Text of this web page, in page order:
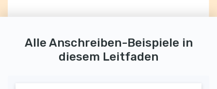
Alle Anschreiben-Beispiele in
diesem Leitfaden